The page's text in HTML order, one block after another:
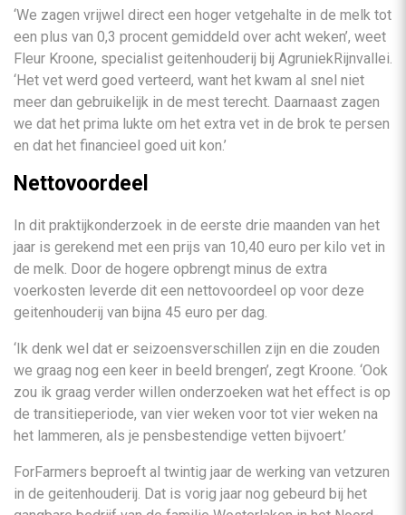
‘We zagen vrijwel direct een hoger vetgehalte in de melk tot
een plus van 0,3 procent gemiddeld over acht weken’, weet
Fleur Kroone, specialist geitenhouderij bij AgruniekRijnvallei.
‘Het vet werd goed verteerd, want het kwam al snel niet
meer dan gebruikelijk in de mest terecht. Daarnaast zagen
we dat het prima lukte om het extra vet in de brok te persen
en dat het financieel goed uit kon.’
Nettovoordeel
In dit praktijkonderzoek in de eerste drie maanden van het
jaar is gerekend met een prijs van 10,40 euro per kilo vet in
de melk. Door de hogere opbrengt minus de extra
voerkosten leverde dit een nettovoordeel op voor deze
geitenhouderij van bijna 45 euro per dag.
‘Ik denk wel dat er seizoensverschillen zijn en die zouden
we graag nog een keer in beeld brengen’, zegt Kroone. ‘Ook
zou ik graag verder willen onderzoeken wat het effect is op
de transitieperiode, van vier weken voor tot vier weken na
het lammeren, als je pensbestendige vetten bijvoert.’
ForFarmers beproeft al twintig jaar de werking van vetzuren
in de geitenhouderij. Dat is vorig jaar nog gebeurd bij het